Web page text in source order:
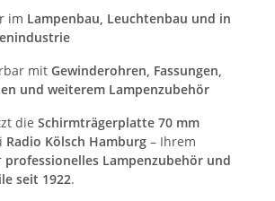
im Lampenbau, Leuchtenbau und in
mit Gewinderohren, Fassungen,
und weiterem Lampenzubehör
die Schirmträgerplatte 70 mm
Radio Kölsch Hamburg – Ihrem
professionelles Lampenzubehör und
seit 1922.